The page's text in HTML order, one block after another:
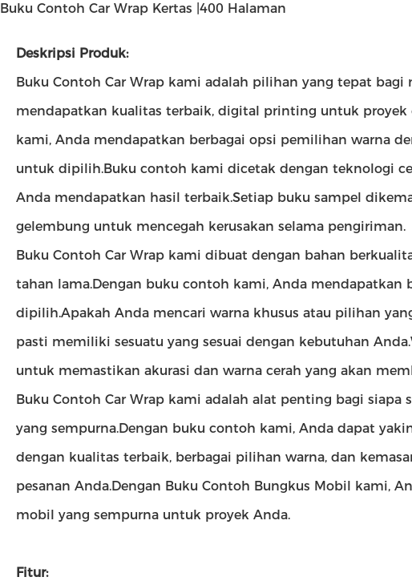
Buku Contoh Car Wrap Kertas |400 Halaman
Deskripsi Produk:
Buku Contoh Car Wrap kami adalah pilihan yang tepat
mendapatkan kualitas terbaik, digital printing untuk proyek
kami, Anda mendapatkan berbagai opsi pemilihan warna
untuk dipilih.Buku contoh kami dicetak dengan teknologi
Anda mendapatkan hasil terbaik.Setiap buku sampel
gelembung untuk mencegah kerusakan selama pengiriman.
Buku Contoh Car Wrap kami dibuat dengan bahan
tahan lama.Dengan buku contoh kami, Anda
dipilih.Apakah Anda mencari warna khusus atau pilihan
pasti memiliki sesuatu yang sesuai dengan kebutuhan
untuk memastikan akurasi dan warna cerah yang akan
Buku Contoh Car Wrap kami adalah alat penting bagi siapa
yang sempurna.Dengan buku contoh kami, Anda dapat
dengan kualitas terbaik, berbagai pilihan warna, dan
pesanan Anda.Dengan Buku Contoh Bungkus Mobil kami,
mobil yang sempurna untuk proyek Anda.
Fitur: